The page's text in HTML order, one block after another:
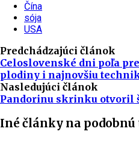
Čína
sója
USA
Predchádzajúci článok
Celoslovenské dni poľa
plodiny i najnovšiu
Nasledujúci článok
Pandorinu skrinku otvoril
Iné články na podobnú